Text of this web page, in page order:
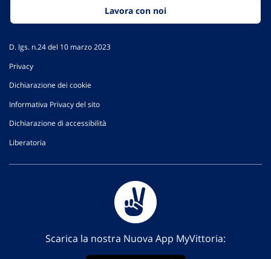
Lavora con noi
D. lgs. n.24 del 10 marzo 2023
Privacy
Dichiarazione dei cookie
Informativa Privacy del sito
Dichiarazione di accessibilità
Liberatoria
Scarica la nostra Nuova App MyVittoria: